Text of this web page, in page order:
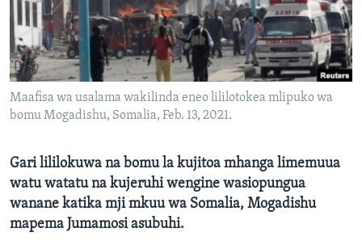
Maafisa wa usalama wakilinda eneo lililotokea mlipuko wa
bomu Mogadishu, Somalia, Feb. 13, 2021.
Gari lililokuwa na bomu la kujitoa mhanga limemuua
watu watatu na kujeruhi wengine wasiopungua
wanane katika mji mkuu wa Somalia, Mogadishu
mapema Jumamosi asubuhi.